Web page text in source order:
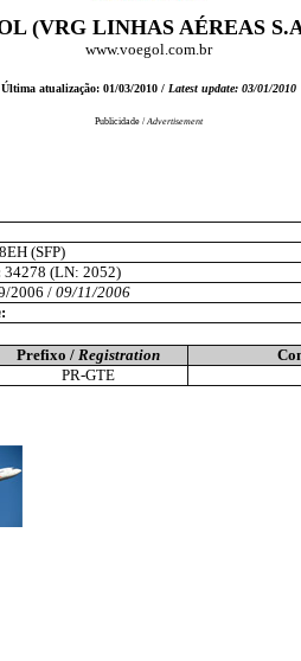
(VRG LINHAS AÉREAS
www.voegol.com.br
Última atualização: 01/03/2010 / Latest update: 03/01/2010
Publicidade /Advertisement
(SFP)
34278 (LN: 2052)
2006 / 09/11/2006
:
Prefixo / Registration
PR-GTE